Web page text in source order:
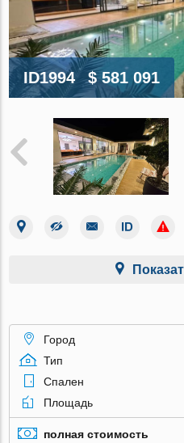
ID1994 $ 581 091
Город
Тип
Спален
Площадь
полная стоимость